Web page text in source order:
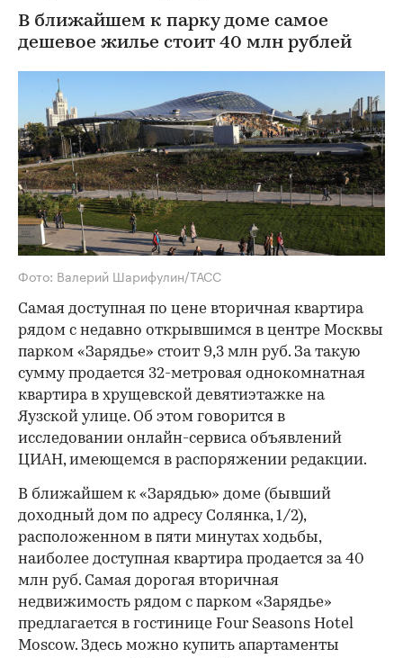
В ближайшем к парку доме самое
дешевое жилье стоит 40 млн рублей
Фото: Валерий Шарифулин/ТАСС
Самая доступная по цене вторичная квартира
рядом с недавно открывшимся в центре Москвы
парком «Зарядье» стоит 9,3 млн руб. За такую
сумму продается 32-метровая однокомнатная
квартира в хрущевской девятиэтажке на
Яузской улице. Об этом говорится в
исследовании онлайн-сервиса объявлений
ЦИАН, имеющемся в распоряжении редакции.
В ближайшем к «Зарядью» доме (бывший
доходный дом по адресу Солянка, 1/2),
расположенном в пяти минутах ходьбы,
наиболее доступная квартира продается за 40
млн руб. Самая дорогая вторичная
недвижимость рядом с парком «Зарядье»
предлагается в гостинице Four Seasons Hotel
Moscow. Здесь можно купить апартаменты